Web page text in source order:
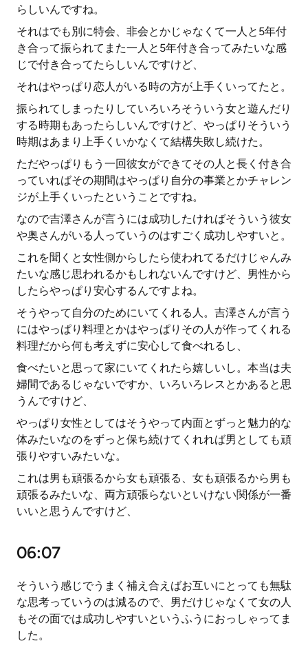
らしいんですね。
それはでも別に特会、非会とかじゃなくて一人と5年付
き合って振られてまた一人と5年付き合ってみたいな感
じで付き合ってたらしいんですけど、
それはやっぱり恋人がいる時の方が上手くいってたと。
振られてしまったりしていろいろそういう女と遊んだり
する時期もあったらしいんですけど、やっぱりそういう
時期はあまり上手くいかなくて結構失敗し続けた。
ただやっぱりもう一回彼女ができてその人と長く付き合
っていればその期間はやっぱり自分の事業とかチャレン
ジが上手くいったということですね。
なので吉澤さんが言うには成功したければそういう彼女
や奥さんがいる人っていうのはすごく成功しやすいと。
これを聞くと女性側からしたら使われてるだけじゃんみ
たいな感じ思われるかもしれないんですけど、男性から
したらやっぱり安心するんですよね。
そうやって自分のためにいてくれる人。吉澤さんが言う
にはやっぱり料理とかはやっぱりその人が作ってくれる
料理だから何も考えずに安心して食べれるし、
食べたいと思って家にいてくれたら嬉しいし。本当は夫
婦間であるじゃないですか、いろいろレスとかあると思
うんですけど、
やっぱり女性としてはそうやって内面とずっと魅力的な
体みたいなのをずっと保ち続けてくれれば男としても頑
張りやすいみたいな。
これは男も頑張るから女も頑張る、女も頑張るから男も
頑張るみたいな、両方頑張らないといけない関係が一番
いいと思うんですけど、
06:07
そういう感じでうまく補え合えばお互いにとっても無駄
な思考っていうのは減るので、男だけじゃなくて女の人
もその面では成功しやすいというふうにおっしゃってま
した。